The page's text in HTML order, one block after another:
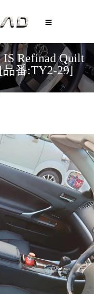
Refinad Quilt
番:TY2-29]